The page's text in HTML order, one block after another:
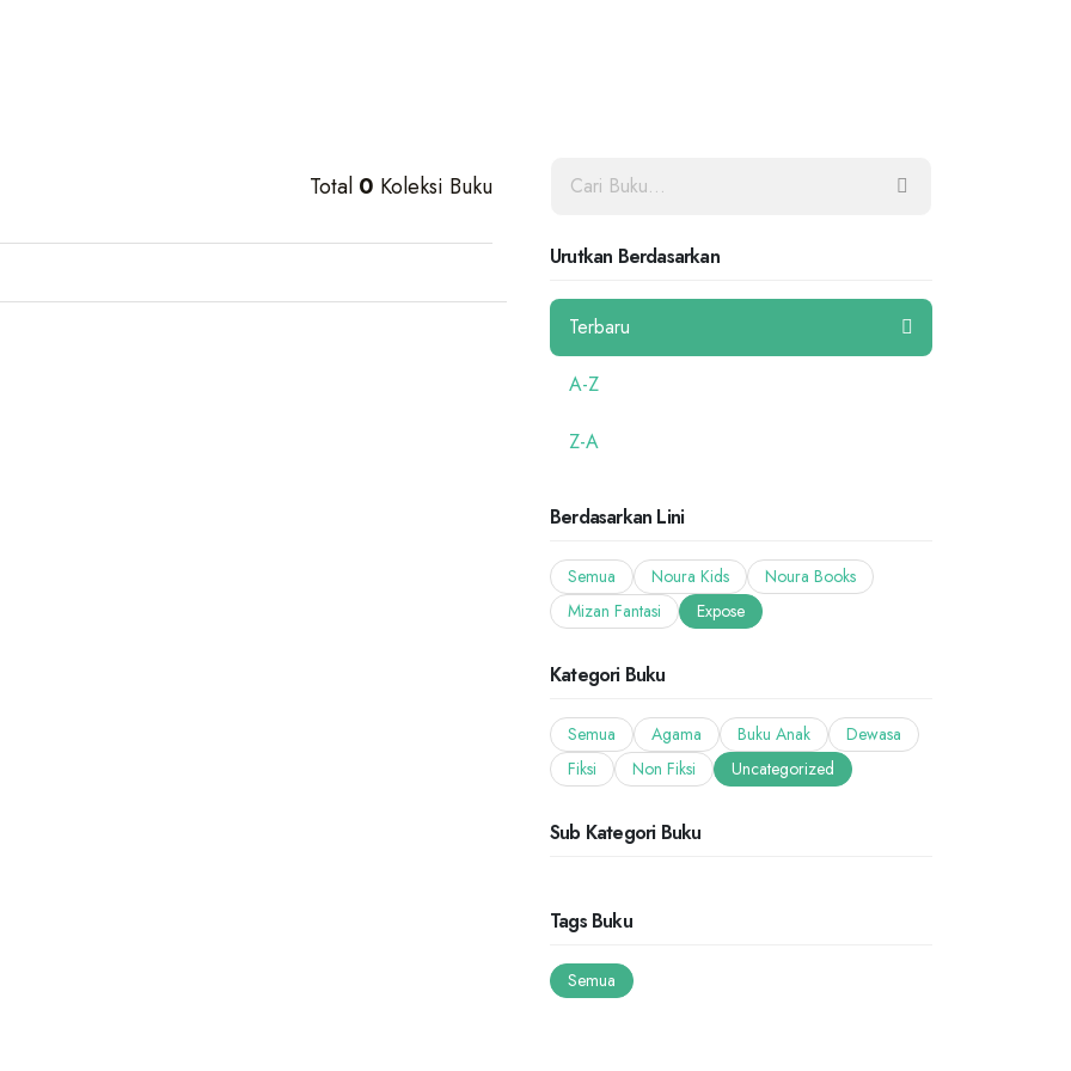
Total 0 Koleksi Buku
Urutkan Berdasarkan
Terbaru
A-Z
Z-A
Berdasarkan Lini
Semua Noura Kids
Noura Books
Mizan Fantasi
Expose
Kategori Buku
Semua Agama Buku Anak
Dewasa
Fiksi
Non Fiksi Uncategorized
Sub Kategori Buku
Tags Buku
Semua